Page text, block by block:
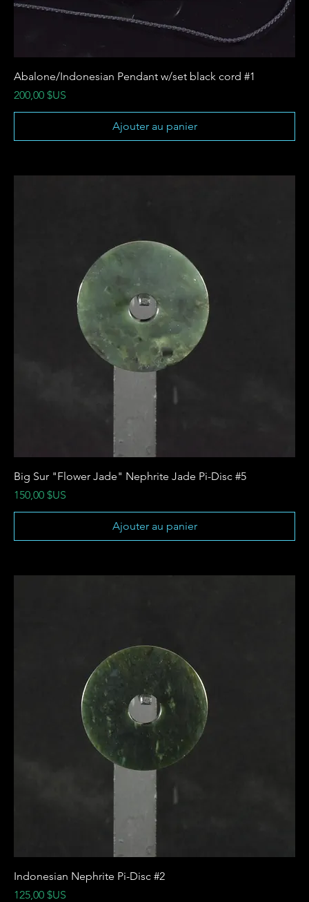
Abalone/Indonesian Pendant w/set black cord #1
Prix
200,00 $US
Ajouter au panier
Big Sur "Flower Jade" Nephrite Jade Pi-Disc #5
Prix
150,00 $US
Ajouter au panier
Indonesian Nephrite Pi-Disc #2
Prix
125,00 $US